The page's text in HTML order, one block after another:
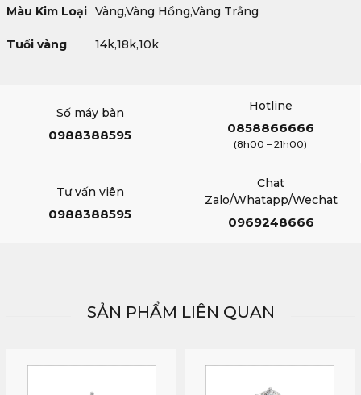
Màu Kim Loại Vàng,Vàng Hồng,Vàng Trắng
Tuổi vàng 14k,18k,10k
Số máy bàn
0988388595
Hotline
0858866666
(8h00 – 21h00)
Tư vấn viên
0988388595
Chat
Zalo/Whatapp/Wechat
0969248666
SẢN PHẨM LIÊN QUAN